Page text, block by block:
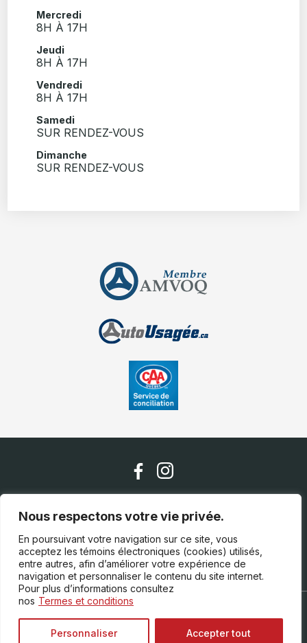
Nous respectons votre vie privée.
En poursuivant votre navigation sur ce site, vous
acceptez les témoins électroniques (cookies) utilisés,
entre autres, afin d’améliorer votre expérience de
navigation et personnaliser le contenu du site internet.
Pour plus d’informations consultez
nos Termes et conditions
Personnaliser Accepter tout
Mercredi
8H À 17H
Jeudi
8H À 17H
Vendredi
8H À 17H
Samedi
SUR RENDEZ-VOUS
Dimanche
SUR RENDEZ-VOUS
Nous contacter
(819) 538-4500
Termes et conditions| © Tous droits réservés 2026
Association des marchands de véhicules d'occasion du
Québec AMVOQ ne se tient pas responsable du contenu,